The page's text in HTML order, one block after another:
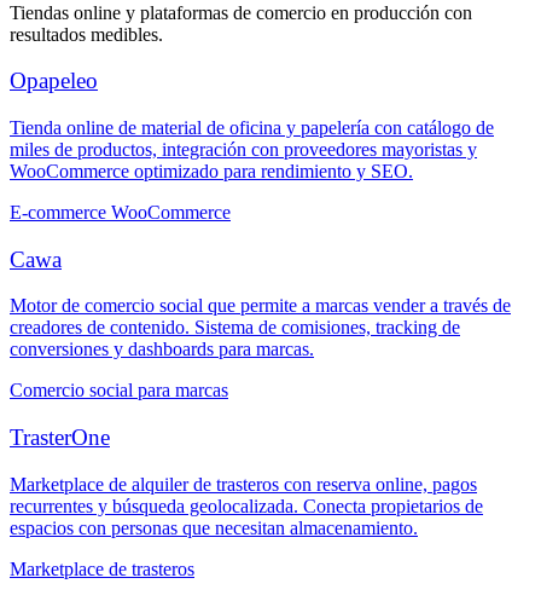
Tiendas online y plataformas de comercio en producción con
resultados medibles.
Opapeleo
Tienda online de material de oficina y papelería con catálogo de
miles de productos, integración con proveedores mayoristas y
WooCommerce optimizado para rendimiento y SEO.
E-commerce WooCommerce
Cawa
Motor de comercio social que permite a marcas vender a través de
creadores de contenido. Sistema de comisiones, tracking de
conversiones y dashboards para marcas.
Comercio social para marcas
TrasterOne
Marketplace de alquiler de trasteros con reserva online, pagos
recurrentes y búsqueda geolocalizada. Conecta propietarios de
espacios con personas que necesitan almacenamiento.
Marketplace de trasteros